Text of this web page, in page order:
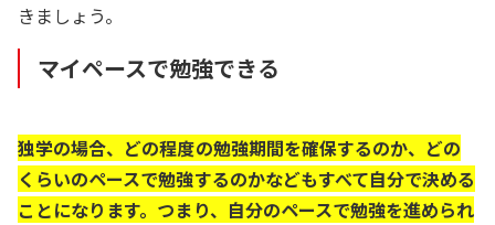
きましょう。
マイペースで勉強できる
独学の場合、どの程度の勉強期間を確保するのか、どの
くらいのペースで勉強するのかなどもすべて自分で決める
ことになります。つまり、自分のペースで勉強を進められ